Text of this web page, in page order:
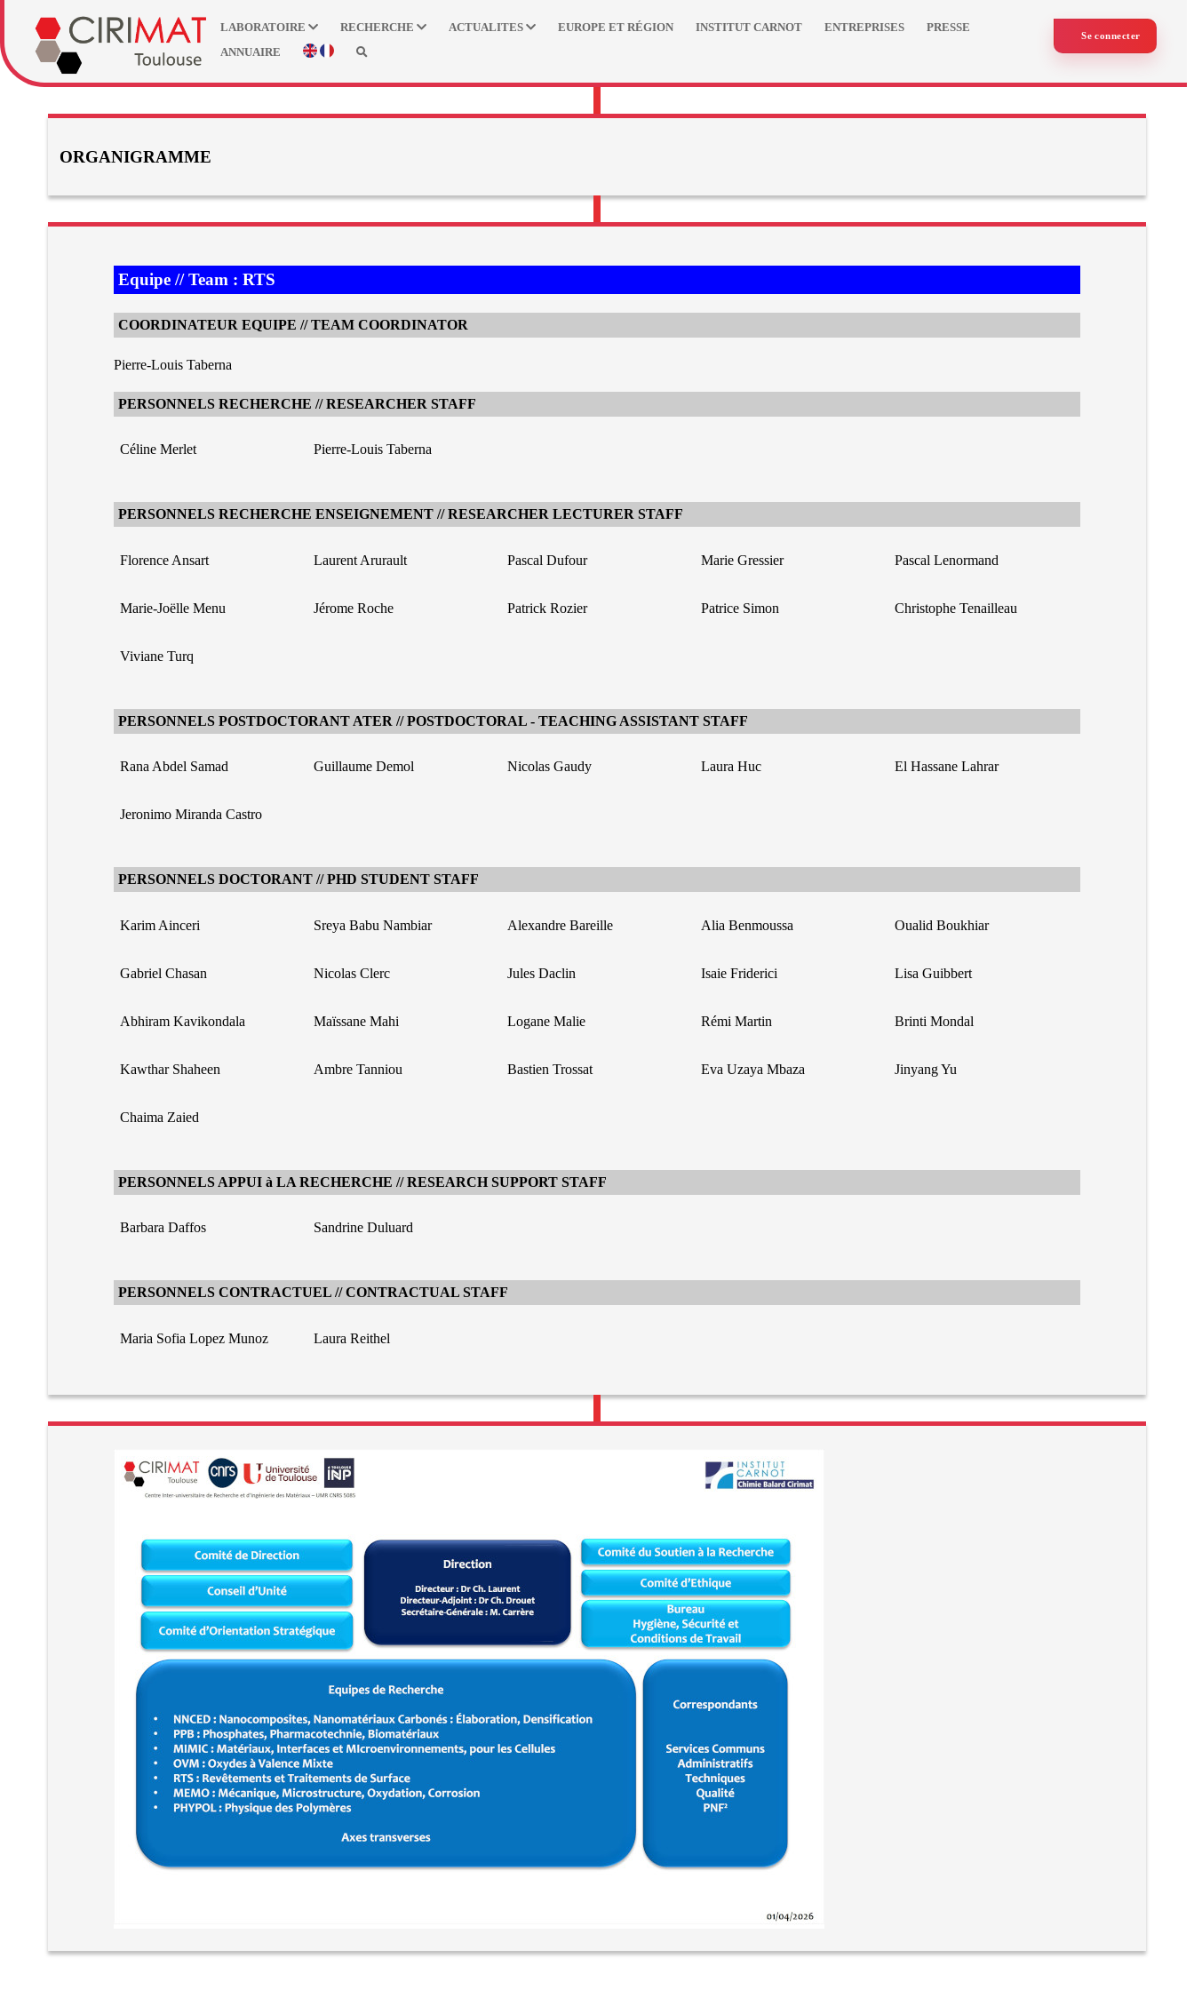
LABORATOIRE RECHERCHE ACTUALITES EUROPE ET RÉGION INSTITUT CARNOT ENTREPRISES
PRESSE
ANNUAIRE
Se connecter
ORGANIGRAMME
Equipe // Team : RTS
COORDINATEUR EQUIPE // TEAM COORDINATOR
Pierre-Louis Taberna
PERSONNELS RECHERCHE // RESEARCHER STAFF
Céline Merlet Pierre-Louis Taberna
PERSONNELS RECHERCHE ENSEIGNEMENT // RESEARCHER LECTURER STAFF
Florence Ansart Laurent Arurault Pascal Dufour Marie Gressier Pascal Lenormand
Marie-Joëlle Menu Jérome Roche Patrick Rozier Patrice Simon Christophe Tenailleau
Viviane Turq
PERSONNELS POSTDOCTORANT ATER // POSTDOCTORAL - TEACHING ASSISTANT STAFF
Rana Abdel Samad Guillaume Demol Nicolas Gaudy Laura Huc El Hassane Lahrar
Jeronimo Miranda Castro
PERSONNELS DOCTORANT // PHD STUDENT STAFF
Karim Ainceri Sreya Babu Nambiar Alexandre Bareille Alia Benmoussa Oualid Boukhiar
Gabriel Chasan Nicolas Clerc Jules Daclin Isaie Friderici Lisa Guibbert
Abhiram Kavikondala Maïssane Mahi Logane Malie Rémi Martin Brinti Mondal
Kawthar Shaheen Ambre Tanniou Bastien Trossat Eva Uzaya Mbaza Jinyang Yu
Chaima Zaied
PERSONNELS APPUI à LA RECHERCHE // RESEARCH SUPPORT STAFF
Barbara Daffos Sandrine Duluard
PERSONNELS CONTRACTUEL // CONTRACTUAL STAFF
Maria Sofia Lopez Munoz Laura Reithel